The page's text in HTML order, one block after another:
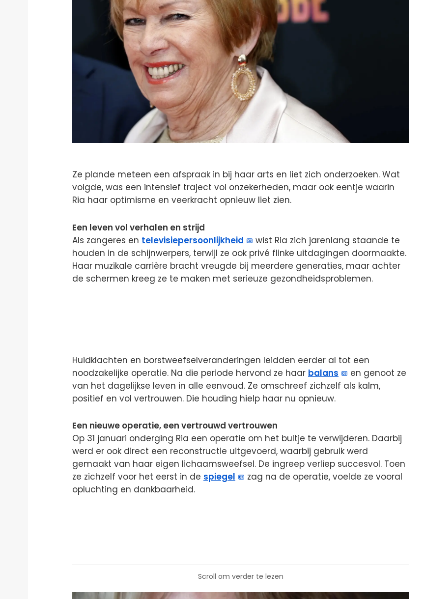
Ze plande meteen een afspraak in bij haar arts en liet zich onderzoeken. Wat
volgde, was een intensief traject vol onzekerheden, maar ook eentje waarin
Ria haar optimisme en veerkracht opnieuw liet zien.
Een leven vol verhalen en strijd
Als zangeres en televisiepersoonlijkheid
wist Ria zich jarenlang staande te
houden in de schijnwerpers, terwijl ze ook privé flinke uitdagingen doormaakte.
Haar muzikale carrière bracht vreugde bij meerdere generaties, maar achter
de schermen kreeg ze te maken met serieuze gezondheidsproblemen.
Huidklachten en borstweefselveranderingen leidden eerder al tot een
noodzakelijke operatie. Na die periode hervond ze haar balans
en genoot ze
van het dagelijkse leven in alle eenvoud. Ze omschreef zichzelf als kalm,
positief en vol vertrouwen. Die houding hielp haar nu opnieuw.
Een nieuwe operatie, een vertrouwd vertrouwen
Op 31 januari onderging Ria een operatie om het bultje te verwijderen. Daarbij
werd er ook direct een reconstructie uitgevoerd, waarbij gebruik werd
gemaakt van haar eigen lichaamsweefsel. De ingreep verliep succesvol. Toen
ze zichzelf voor het eerst in de spiegel
zag na de operatie, voelde ze vooral
opluchting en dankbaarheid.
Scroll om verder te lezen